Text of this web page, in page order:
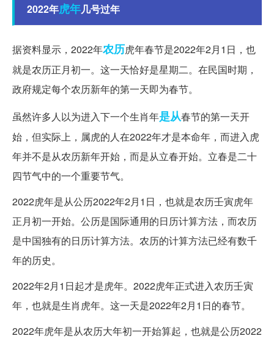
2022年虎年几号过年
据资料显示，2022年农历虎年春节是2022年2月1日，也
就是农历正月初一。这一天恰好是星期二。在民国时期，
政府规定每个农历新年的第一天即为春节。
虽然许多人以为进入下一个生肖年是从春节的第一天开
始，但实际上，属虎的人在2022年才是本命年，而进入虎
年并不是从农历新年开始，而是从立春开始。立春是二十
四节气中的一个重要节气。
2022虎年是从公历2022年2月1日，也就是农历壬寅虎年
正月初一开始。公历是国际通用的日历计算方法，而农历
是中国独有的日历计算方法。农历的计算方法已经有数千
年的历史。
2022年2月1日起才是虎年。2022虎年正式进入农历壬寅
年，也就是生肖虎年。这一天是2022年2月1日的春节。
2022年虎年是从农历大年初一开始算起，也就是公历2022